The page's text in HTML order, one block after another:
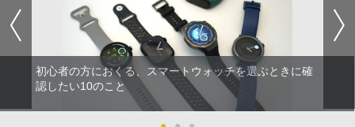
初心者の方におくる、スマートウォッチを選ぶときに確
認したい10のこと